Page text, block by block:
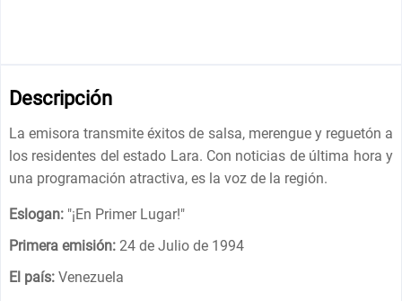
Descripción
La emisora ​​transmite éxitos de salsa, merengue y reguetón a
los residentes del estado Lara. Con noticias de última hora y
una programación atractiva, es la voz de la región.
Eslogan: "¡En Primer Lugar!"
Primera emisión: 24 de Julio de 1994
El país: Venezuela